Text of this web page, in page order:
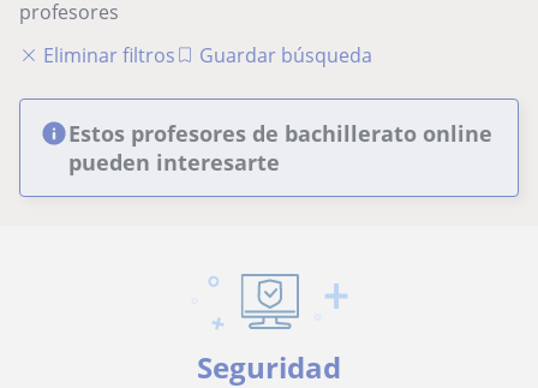
profesores
Eliminar filtros
Guardar búsqueda
Estos profesores de bachillerato online
pueden interesarte
Seguridad